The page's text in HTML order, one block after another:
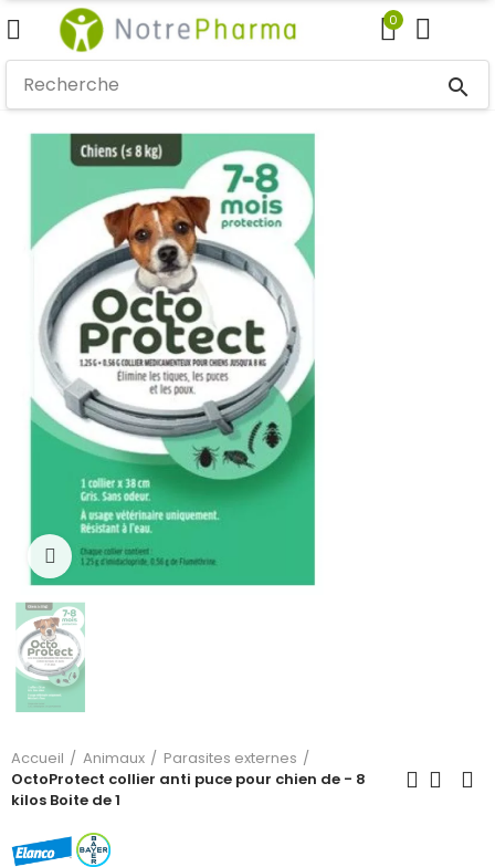
0
search
Cliquez pour agrandir
Accueil Animaux
Parasites externes
OctoProtect collier anti puce pour chien de - 8
kilos Boite de 1